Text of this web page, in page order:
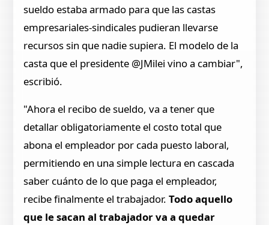
sueldo estaba armado para que las castas
empresariales-sindicales pudieran llevarse
recursos sin que nadie supiera. El modelo de la
casta que el presidente @JMilei vino a cambiar",
escribió.
"Ahora el recibo de sueldo, va a tener que
detallar obligatoriamente el costo total que
abona el empleador por cada puesto laboral,
permitiendo en una simple lectura en cascada
saber cuánto de lo que paga el empleador,
recibe finalmente el trabajador. Todo aquello
que le sacan al trabajador va a quedar